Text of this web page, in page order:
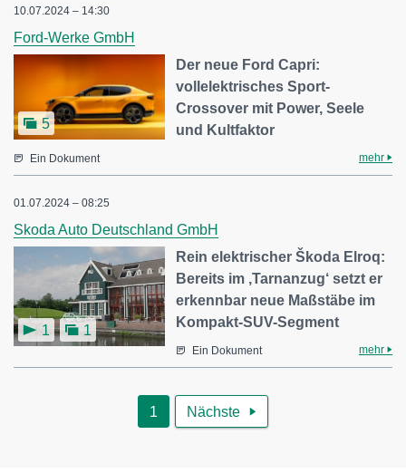
10.07.2024 – 14:30
Ford-Werke GmbH
5
Der neue Ford Capri:
vollelektrisches Sport-
Crossover mit Power, Seele
und Kultfaktor
Ein Dokument mehr
01.07.2024 – 08:25
Skoda Auto Deutschland GmbH
1 1
Rein elektrischer Škoda Elroq:
Bereits im ‚Tarnanzug‘ setzt er
erkennbar neue Maßstäbe im
Kompakt-SUV-Segment
Ein Dokument mehr
1 Nächste 